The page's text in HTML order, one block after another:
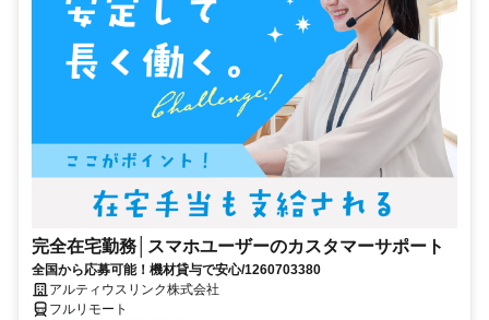
完全在宅勤務│スマホユーザーのカスタマーサポート
全国から応募可能！機材貸与で安心/1260703380
アルティウスリンク株式会社
フルリモート